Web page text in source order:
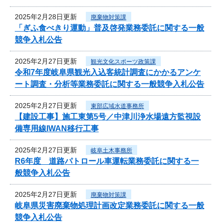
2025年2月28日更新 廃棄物対策課
「ぎふ食べきり運動」普及啓発業務委託に関する一般
競争入札公告
2025年2月27日更新 観光文化スポーツ政策課
令和7年度岐阜県観光入込客統計調査にかかるアンケ
ート調査・分析等業務委託に関する一般競争入札公告
2025年2月27日更新 東部広域水道事務所
【建設工事】施工東第5号／中津川浄水場遠方監視設
備専用線IWAN移行工事
2025年2月27日更新 岐阜土木事務所
R6年度 道路パトロール車運転業務委託に関する一
般競争入札公告
2025年2月27日更新 廃棄物対策課
岐阜県災害廃棄物処理計画改定業務委託に関する一般
競争入札公告